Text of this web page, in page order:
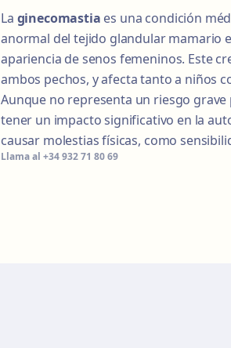
La ginecomastia es una condición
anormal del tejido glandular mamario
apariencia de senos femeninos. Este
ambos pechos, y afecta tanto a niños
Aunque no representa un riesgo
tener un impacto significativo en la
causar molestias físicas, como
Llama al +34 932 71 80 69